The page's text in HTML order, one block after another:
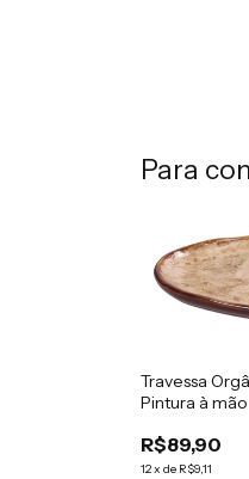
Para
Travessa
Pintura à mão
R$89,90
12x de R$9,11